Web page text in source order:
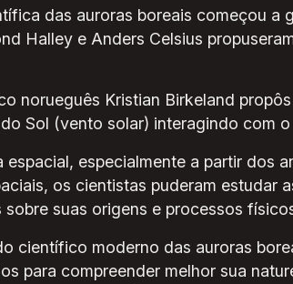
das auroras boreais começou a
Halley e Anders Celsius
norueguês Kristian Birkeland
Sol (vento solar) interagindo com
especialmente a partir dos
os cientistas puderam estudar
suas origens e processos
científico moderno das auroras
para compreender melhor sua